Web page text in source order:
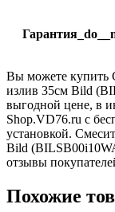
Вы можете купить
излив 35см Bild
выгодной цене, в
Shop.VD76.ru с
установкой.
Bild
отзывы
Похожие